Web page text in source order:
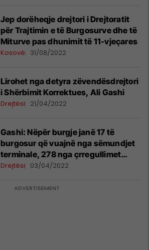
Jep dorëheqje drejtori i Drejtoratit
për Trajtimin e të Burgosurve dhe të
Miturve pas dhunimit të 11-vjeçares
Kosovë 31/08/2022
Lirohet nga detyra zëvendësdrejtori
i Shërbimit Korrektues, Ali Gashi
Drejtësi 21/04/2022
Gashi: Nëpër burgje janë 17 të
burgosur që vuajnë nga sëmundjet
terminale, 278 nga çrregullimet
mendore
Drejtësi 03/04/2022